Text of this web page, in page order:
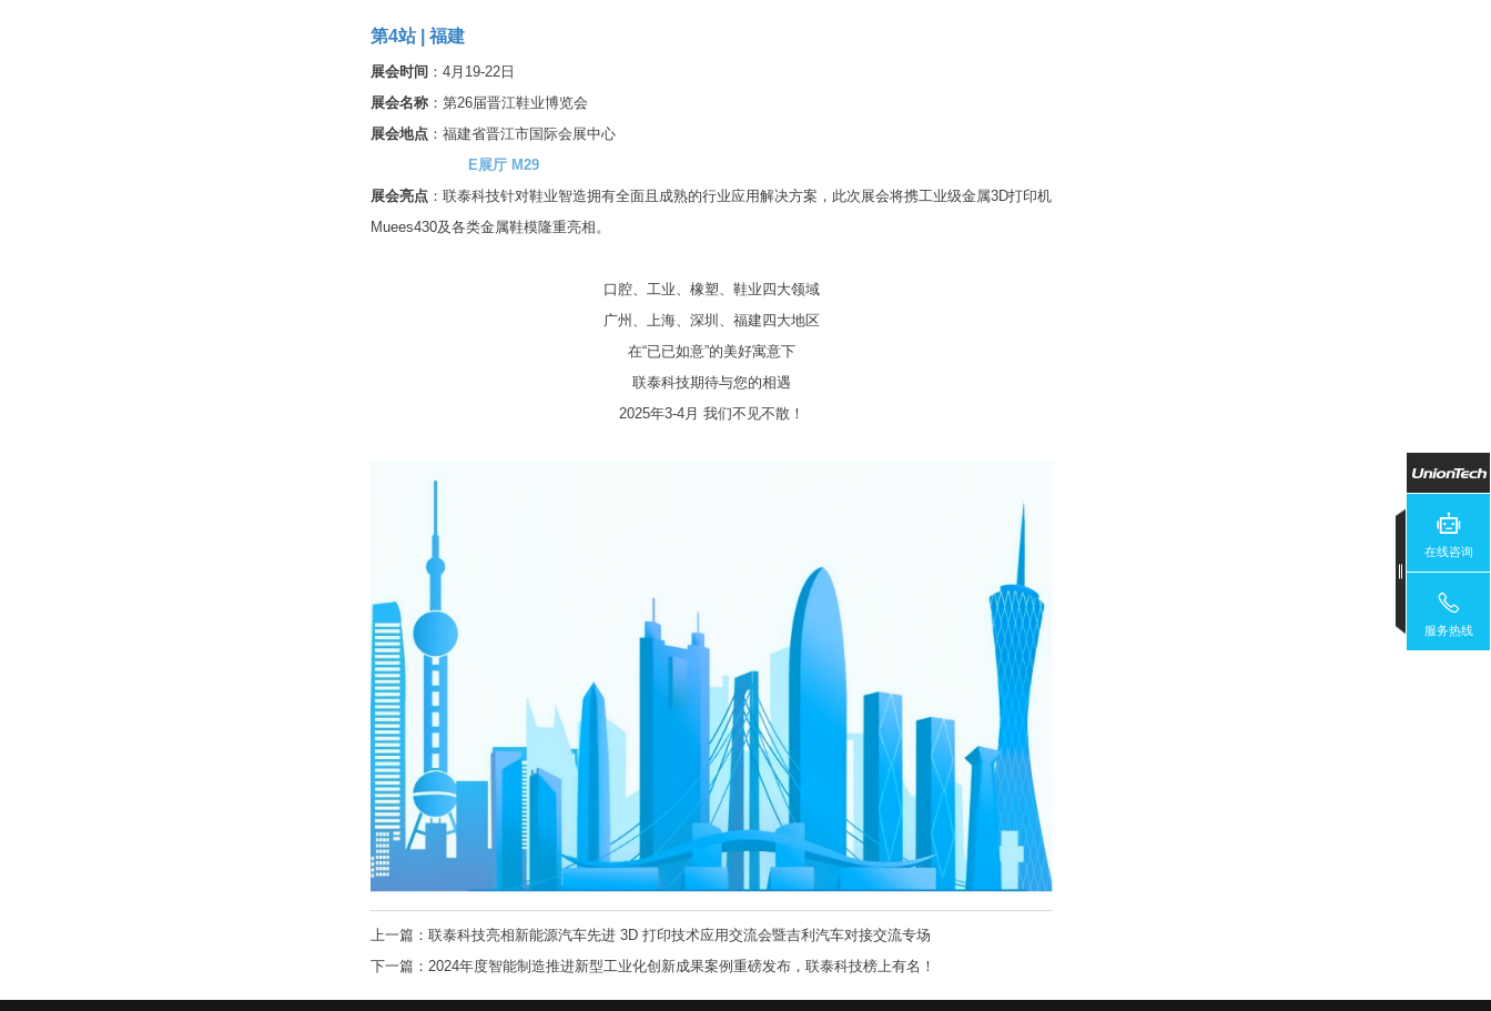
第4站 | 福建
展会时间：4月19-22日
展会名称：第26届晋江鞋业博览会
展会地点：福建省晋江市国际会展中心
E展厅 M29
展会亮点：联泰科技针对鞋业智造拥有全面且成熟的行业应用解决方案，此次展会将携工业级金属3D打印机
Muees430及各类金属鞋模隆重亮相。
口腔、工业、橡塑、鞋业四大领域
广州、上海、深圳、福建四大地区
在“已已如意”的美好寓意下
联泰科技期待与您的相遇
2025年3-4月 我们不见不散！
上一篇：联泰科技亮相新能源汽车先进 3D 打印技术应用交流会暨吉利汽车对接交流专场
下一篇：2024年度智能制造推进新型工业化创新成果案例重磅发布，联泰科技榜上有名！
在线咨询
服务热线